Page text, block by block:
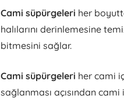
Cami süpürgeleri her
halılarını derinlemesine
bitmesini sağlar.
Cami süpürgeleri her cami
sağlanması açısından